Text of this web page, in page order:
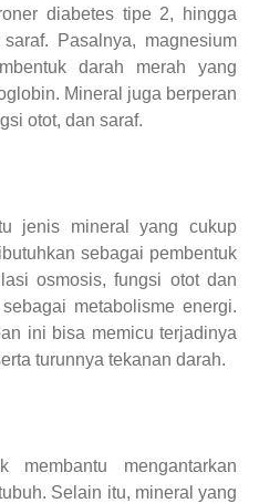
diabetes tipe 2, hingga
Pasalnya, magnesium
darah merah yang
Mineral juga berperan
otot, dan saraf.
jenis mineral yang cukup
sebagai pembentuk
osmosis, fungsi otot dan
metabolisme energi.
ini bisa memicu terjadinya
turunnya tekanan darah.
mengantarkan
Selain itu, mineral yang